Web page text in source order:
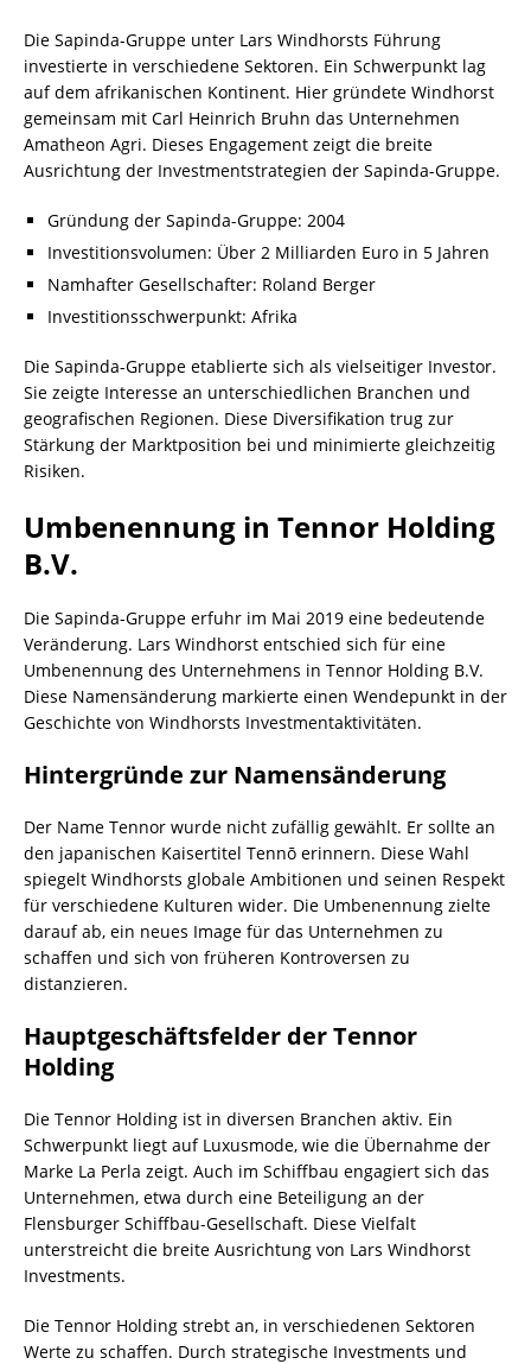
Die Sapinda-Gruppe unter Lars Windhorsts Führung
investierte in verschiedene Sektoren. Ein Schwerpunkt lag
auf dem afrikanischen Kontinent. Hier gründete Windhorst
gemeinsam mit Carl Heinrich Bruhn das Unternehmen
Amatheon Agri. Dieses Engagement zeigt die breite
Ausrichtung der Investmentstrategien der Sapinda-Gruppe.
Gründung der Sapinda-Gruppe: 2004
Investitionsvolumen: Über 2 Milliarden Euro in 5 Jahren
Namhafter Gesellschafter: Roland Berger
Investitionsschwerpunkt: Afrika
Die Sapinda-Gruppe etablierte sich als vielseitiger Investor.
Sie zeigte Interesse an unterschiedlichen Branchen und
geografischen Regionen. Diese Diversifikation trug zur
Stärkung der Marktposition bei und minimierte gleichzeitig
Risiken.
Umbenennung in Tennor Holding
B.V.
Die Sapinda-Gruppe erfuhr im Mai 2019 eine bedeutende
Veränderung. Lars Windhorst entschied sich für eine
Umbenennung des Unternehmens in Tennor Holding B.V.
Diese Namensänderung markierte einen Wendepunkt in der
Geschichte von Windhorsts Investmentaktivitäten.
Hintergründe zur Namensänderung
Der Name Tennor wurde nicht zufällig gewählt. Er sollte an
den japanischen Kaisertitel Tennō erinnern. Diese Wahl
spiegelt Windhorsts globale Ambitionen und seinen Respekt
für verschiedene Kulturen wider. Die Umbenennung zielte
darauf ab, ein neues Image für das Unternehmen zu
schaffen und sich von früheren Kontroversen zu
distanzieren.
Hauptgeschäftsfelder der Tennor
Holding
Die Tennor Holding ist in diversen Branchen aktiv. Ein
Schwerpunkt liegt auf Luxusmode, wie die Übernahme der
Marke La Perla zeigt. Auch im Schiffbau engagiert sich das
Unternehmen, etwa durch eine Beteiligung an der
Flensburger Schiffbau-Gesellschaft. Diese Vielfalt
unterstreicht die breite Ausrichtung von Lars Windhorst
Investments.
Die Tennor Holding strebt an, in verschiedenen Sektoren
Werte zu schaffen. Durch strategische Investments und